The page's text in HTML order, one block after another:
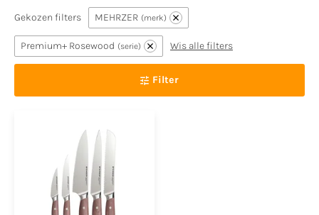
Gekozen filters MEHRZER merk
Premium+ Rosewood serie Wis alle filters
Filter